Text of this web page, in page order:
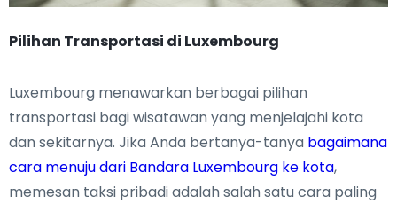
Pilihan Transportasi di Luxembourg
Luxembourg menawarkan berbagai pilihan
transportasi bagi wisatawan yang menjelajahi kota
dan sekitarnya. Jika Anda bertanya-tanya bagaimana
cara menuju dari Bandara Luxembourg ke kota,
memesan taksi pribadi adalah salah satu cara paling